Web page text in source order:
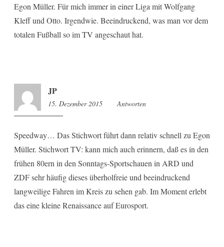
Egon Müller. Für mich immer in einer Liga mit Wolfgang
Kleff und Otto. Irgendwie. Beeindruckend, was man vor dem
totalen Fußball so im TV angeschaut hat.
JP
15. Dezember 2015 9:40
Antworten
Speedway… Das Stichwort führt dann relativ schnell zu Egon
Müller. Stichwort TV: kann mich auch erinnern, daß es in den
frühen 80ern in den Sonntags-Sportschauen in ARD und
ZDF sehr häufig dieses überholfreie und beeindruckend
langweilige Fahren im Kreis zu sehen gab. Im Moment erlebt
das eine kleine Renaissance auf Eurosport.